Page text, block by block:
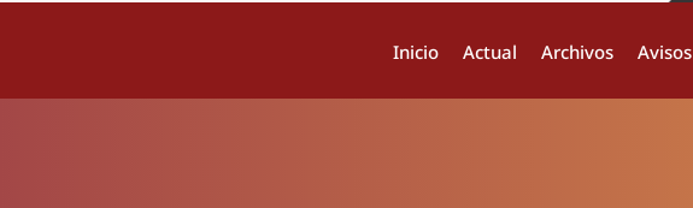
Inicio Actual Archivos Avisos